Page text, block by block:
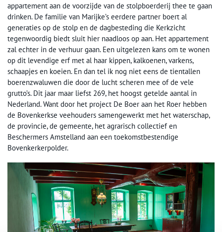
appartement aan de voorzijde van de stolpboerderij thee te gaan
drinken. De familie van Marijke’s eerdere partner boert al
generaties op de stolp en de dagbesteding die Kerkzicht
tegenwoordig biedt sluit hier naadloos op aan. Het appartement
zal echter in de verhuur gaan. Een uitgelezen kans om te wonen
op dit levendige erf met al haar kippen, kalkoenen, varkens,
schaapjes en koeien. En dan tel ik nog niet eens de tientallen
boerenzwaluwen die door de lucht scheren mee of de vele
grutto’s. Dit jaar maar liefst 269, het hoogst getelde aantal in
Nederland. Want door het project De Boer aan het Roer hebben
de Bovenkerkse veehouders samengewerkt met het waterschap,
de provincie, de gemeente, het agrarisch collectief en
Beschermers Amstelland aan een toekomstbestendige
Bovenkerkerpolder.